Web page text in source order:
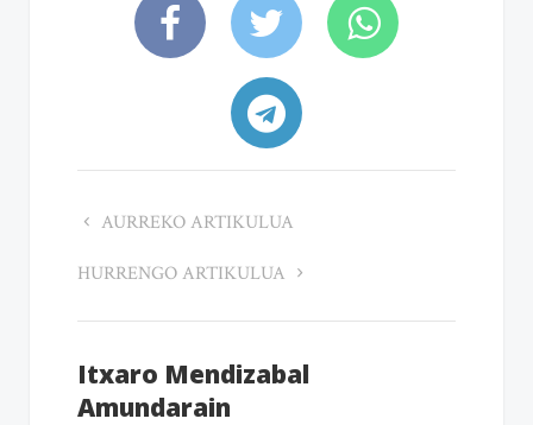
AURREKO ARTIKULUA
HURRENGO ARTIKULUA
Itxaro Mendizabal
Amundarain